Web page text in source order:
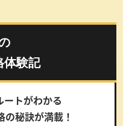
体験記
トがわかる
秘訣が満載！